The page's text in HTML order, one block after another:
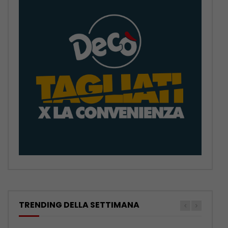
TRENDING DELLA SETTIMANA